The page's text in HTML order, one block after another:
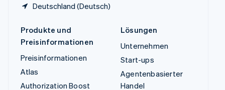
Deutschland (Deutsch)
Produkte und
Preisinformationen
Preisinformationen
Atlas
Authorization Boost
Lösungen
Unternehmen
Start-ups
Agentenbasierter
Handel